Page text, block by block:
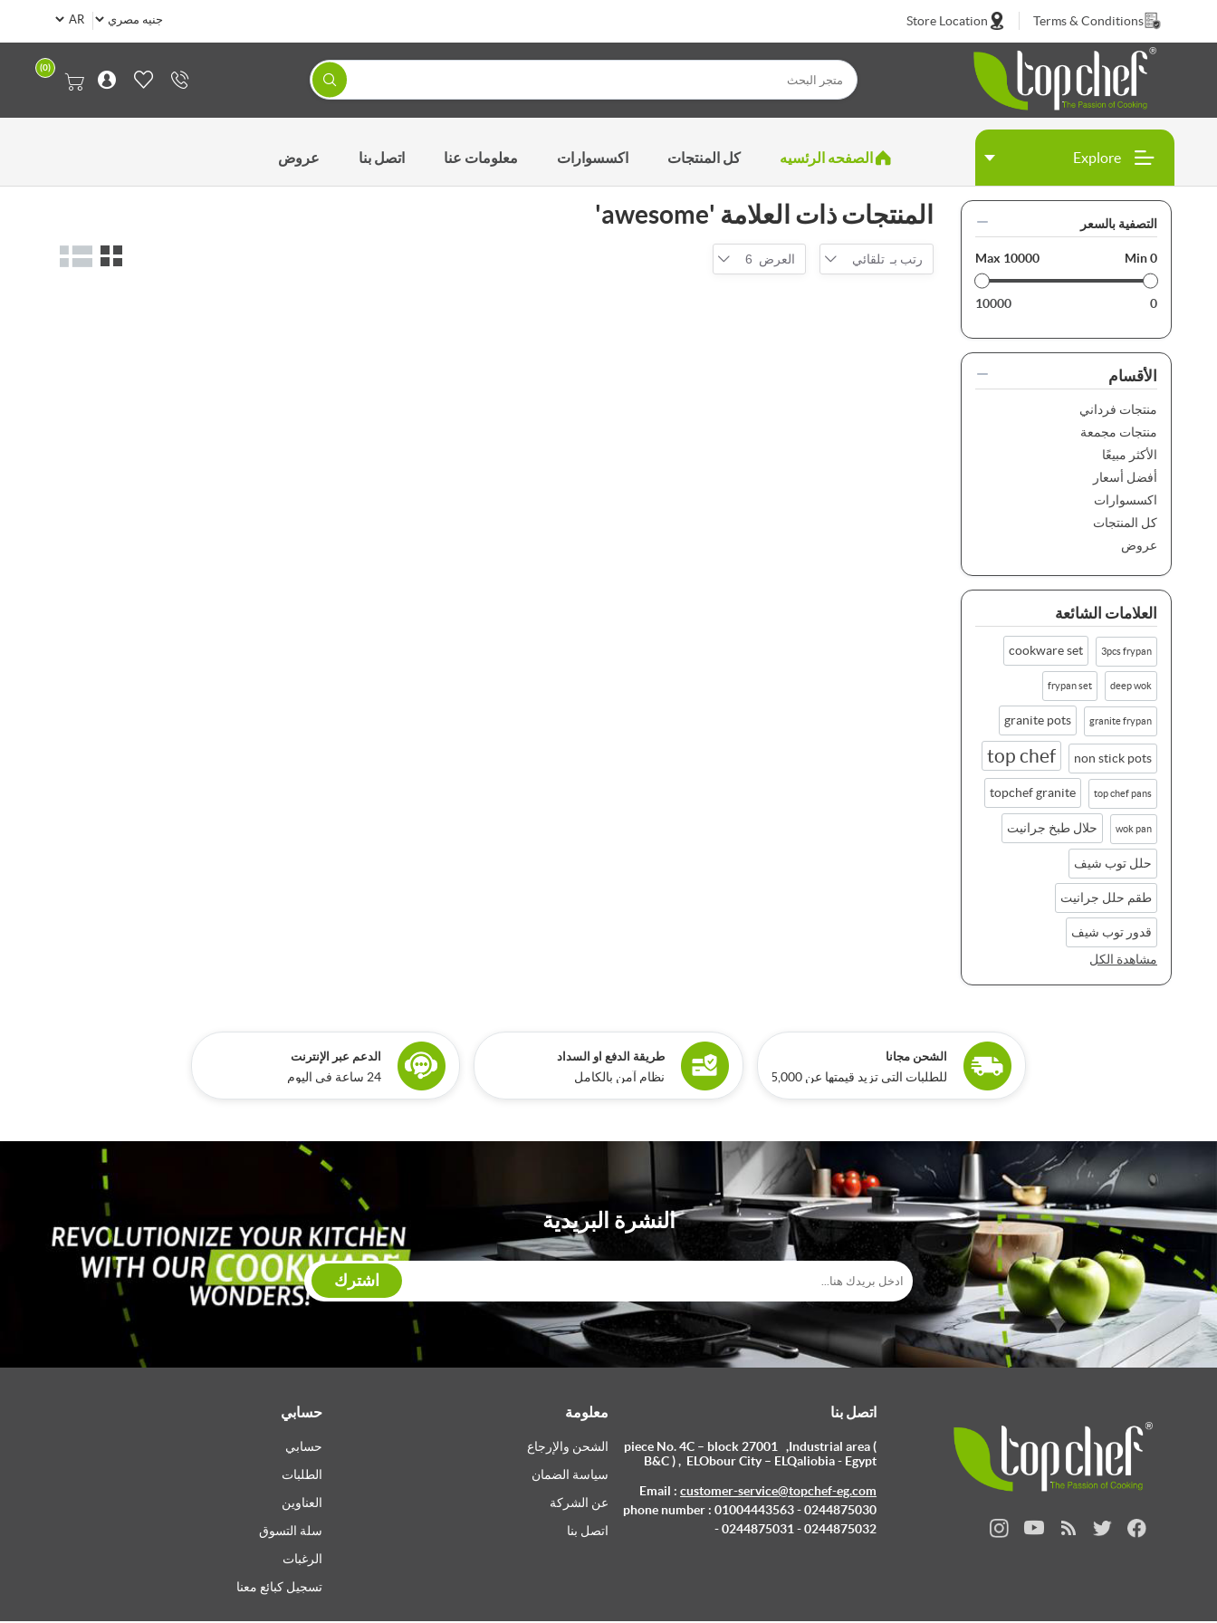
Terms & Conditions
Store Location
(0)
Explore الصفحه الرئسيه كل المنتجات اكسسوارات معلومات عنا اتصل بنا عروض
التصفية بالسعر
Min0
Max 10000
0
10000
الأقسام
منتجات فرداني
منتجات مجمعة
الأكثر مبيعًا
أفضل أسعار
اكسسوارات
كل المنتجات
عروض
العلامات الشائعة
3pcs frypan
cookware set
deep wok
frypan set
granite frypan
granite pots
non stick pots
top chef
top chef pans
topchef granite
wok pan حلال طبخ جرانيت
حلل توب شيف
طقم حلل جرانيت
قدور توب شيف
مشاهدة الكل
المنتجات ذات العلامة 'awesome'
رتب بـ تلقائي العرض 6
ًالشحن مجانا
للطلبات التي تزيد قيمتها عن 15,000 جنيه مصري
طريقة الدفع او السداد
نظام آمن بالكامل
الدعم عبر الإنترنت
24 ساعة في اليوم
النشرة البريدية
اشترك
اتصل بنا
piece No. 4C – block 27001 ,Industrial area (
B&C ) , ELObour City – ELQaliobia - Egypt
Email :customer-service@topchef-eg.com
phone number : 01004443563 - 0244875030
- 0244875031 - 0244875032
معلومة
الشحن والإرجاع
سياسة الضمان
عن الشركة
اتصل بنا
حسابي
حسابي
الطلبات
العناوين
سلة التسوق
الرغبات
تسجيل كبائع معنا